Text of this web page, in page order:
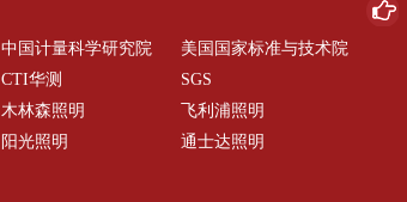
中国计量科学研究院
美国国家标准与技术院
CTI华测
SGS
木林森照明
飞利浦照明
阳光照明
通士达照明